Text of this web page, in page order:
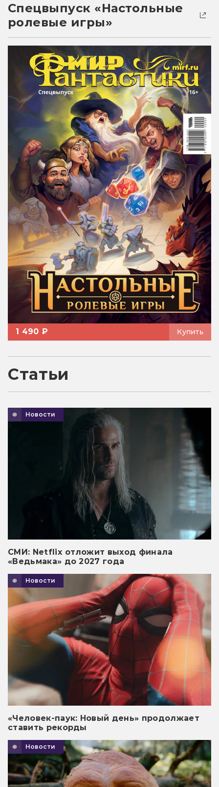
Спецвыпуск «Настольные
ролевые игры»
1 490 ₽ Купить
Статьи
Новости
СМИ: Netflix отложит выход финала
«Ведьмака» до 2027 года
Новости
«Человек-паук: Новый день» продолжает
ставить рекорды
Новости